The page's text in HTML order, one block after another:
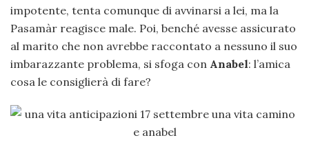
impotente, tenta comunque di avvinarsi a lei, ma la
Pasamàr reagisce male. Poi, benché avesse assicurato
al marito che non avrebbe raccontato a nessuno il suo
imbarazzante problema, si sfoga con Anabel: l’amica
cosa le consiglierà di fare?